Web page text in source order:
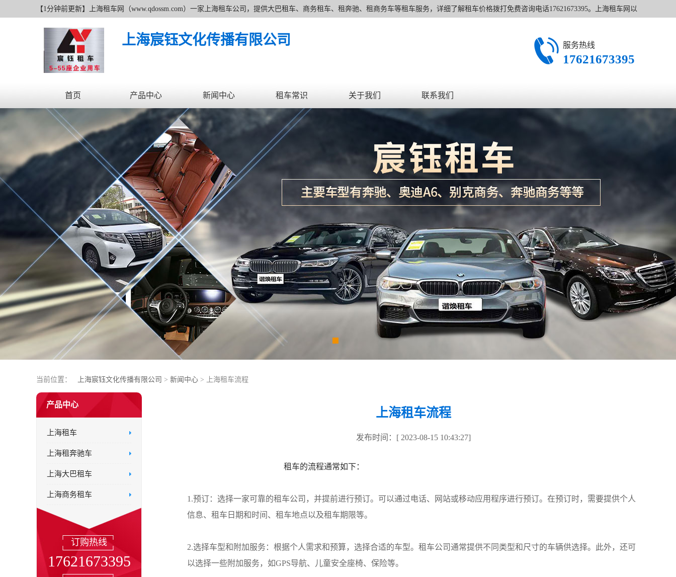
【1分钟前更新】上海租车网（www.qdossm.com）一家上海租车公司，提供大巴租车、商务租车、租奔驰、租商务车等租车服务，详细了解租车价格拨打免费咨询电话17621673395。上海租车网以
追求更好无止境的服务宗旨、持续的改善服务质量的经营理念及费用透明的上海租车价格为广大新老客户提供各种类型的租车服务。
上海宸钰文化传播有限公司 服务热线
17621673395
首页 产品中心 新闻中心 租车常识 关于我们 联系我们
当前位置： 上海宸钰文化传播有限公司 > 新闻中心 > 上海租车流程
上海租车流程
发布时间：[ 2023-08-15 10:43:27]
租车的流程通常如下：
1.预订：选择一家可靠的租车公司，并提前进行预订。可以通过电话、网站或移动应用程序进行预订。在预订时，需要提供个人
信息、租车日期和时间、租车地点以及租车期限等。
2.选择车型和附加服务：根据个人需求和预算，选择合适的车型。租车公司通常提供不同类型和尺寸的车辆供选择。此外，还可
以选择一些附加服务，如GPS导航、儿童安全座椅、保险等。
产品中心
上海租车
上海租奔驰车
上海大巴租车
上海商务租车
订购热线
17621673395